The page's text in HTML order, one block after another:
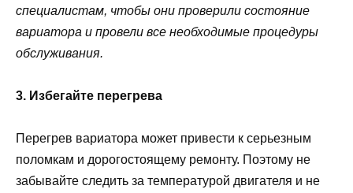
специалистам, чтобы они проверили состояние
вариатора и провели все необходимые процедуры
обслуживания.
3. Избегайте перегрева
Перегрев вариатора может привести к серьезным
поломкам и дорогостоящему ремонту. Поэтому не
забывайте следить за температурой двигателя и не